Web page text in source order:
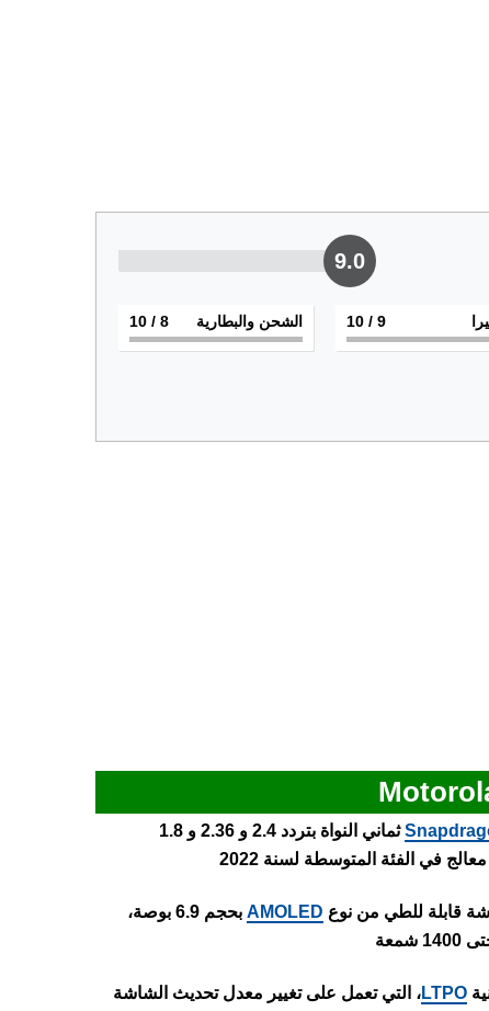
9.0
9
/ 10 الشحن والبطارية 8
/ 10
ثماني النواة بتردد 2.4 و 2.36 و 1.8
AMOLED
بحجم 6.9 بوصة،
LTPO، التي تعمل على تغيير معدل تحديث الشاشة